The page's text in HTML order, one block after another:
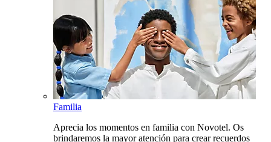
Familia
Aprecia los momentos en familia con Novotel. Os
brindaremos la mayor atención para crear recuerdos